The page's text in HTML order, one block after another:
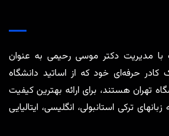
با مدیریت دکتر موسی رحیمی به عنوان
حرفه‌ای خود که از اساتید دانشگاه
تهران هستند، برای ارائه بهترین کیفیت
ترکی استانبولی، انگلیسی، ایتالیایی